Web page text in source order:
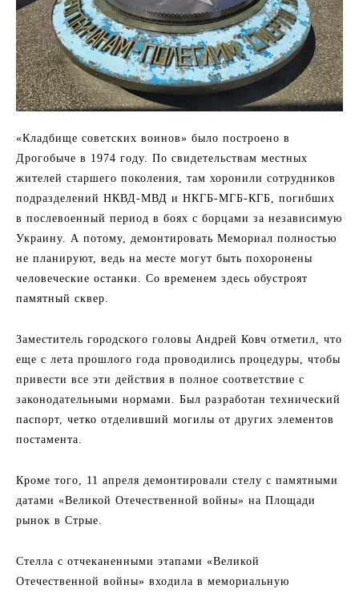
«Кладбище советских воинов» было построено в
Дрогобыче в 1974 году. По свидетельствам местных
жителей старшего поколения, там хоронили сотрудников
подразделений НКВД-МВД и НКГБ-МГБ-КГБ, погибших
в послевоенный период в боях с борцами за независимую
Украину. А потому, демонтировать Мемориал полностью
не планируют, ведь на месте могут быть похоронены
человеческие останки. Со временем здесь обустроят
памятный сквер.
Заместитель городского головы Андрей Ковч отметил, что
еще с лета прошлого года проводились процедуры, чтобы
привести все эти действия в полное соответствие с
законодательными нормами. Был разработан технический
паспорт, четко отделивший могилы от других элементов
постамента.
Кроме того, 11 апреля демонтировали стелу с памятными
датами «Великой Отечественной войны» на Площади
рынок в Стрые.
Стелла с отчеканенными этапами «Великой
Отечественной войны» входила в мемориальную